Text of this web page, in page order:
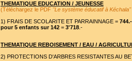
THEMATIQUE EDUCATION / JEUNESSE
(Téléchargez le PDF "Le système éducatif à Kéchala"
1) FRAIS DE SCOLARITE ET PARRAINNAGE = 744.-
pour 5 enfants sur 142 = 3'718 .-
THEMATIQUE REBOISEMENT / EAU /
2) PROTECTIONS D'ARBRES RESISTANTES AU